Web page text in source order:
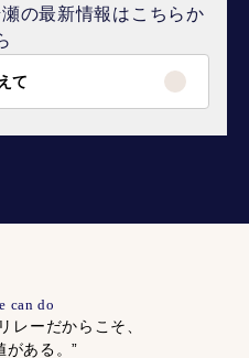
の最新情報はこちらか
て
can do
レーだからこそ、
がある。”